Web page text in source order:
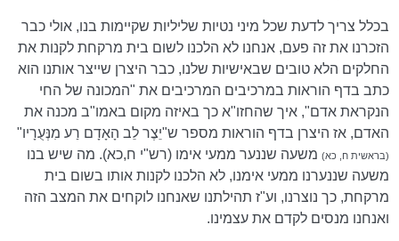
בכלל צריך לדעת שכל מיני נטיות שליליות שקיימות בנו, אולי כבר
הזכרנו את זה פעם, אנחנו לא הלכנו לשום בית מרקחת לקנות את
החלקים הלא טובים שבאישיות שלנו, כבר היצרן שייצר אותנו הוא
כתב בדף הוראות במרכיבים המרכיבים את "המכונה של החי
הנקראת אדם", איך שהחזו"א כך באיזה מקום באמו"ב מכנה את
האדם, אז היצרן בדף הוראות מספר ש"יֵצֶר לֵב הָאָדָם רַע מִנְּעֻרָיו"
(בראשית ח, כא) משעה שננער ממעי אימו (רש"י ח,כא). מה שיש בנו
משעה שננערנו ממעי אימנו, לא הלכנו לקנות אותו בשום בית
מרקחת, כך נוצרנו, וע"ז תהילתנו שאנחנו לוקחים את המצב הזה
ואנחנו מנסים לקדם את עצמינו.